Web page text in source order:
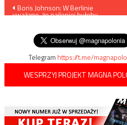
Nawigacja
Boris Johnson: W Berlinie
uważano, że najlepiej byłoby,
Telegramhttps://t.me/
WESPRZYJ PROJEKT MAGNA